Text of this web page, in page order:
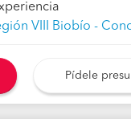
VIII Biobío -
Pídele